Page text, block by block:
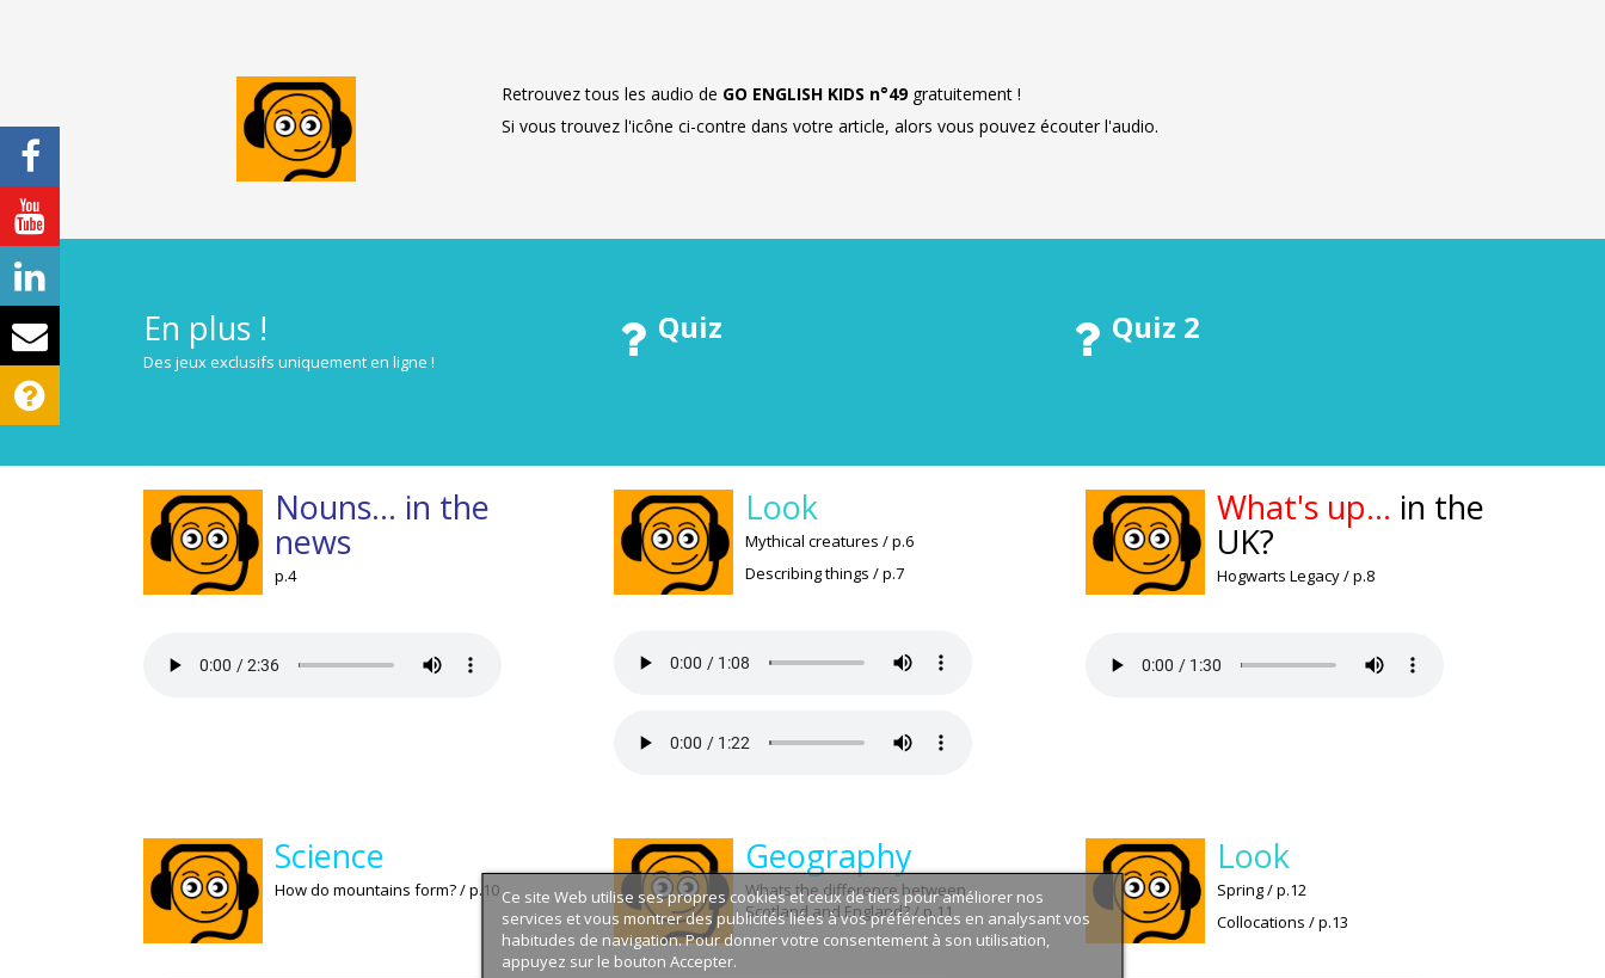
Retrouvez tous les audio de GO ENGLISH KIDS n°49gratuitement !
Si vous trouvez l'icône ci-contre dans votre article, alors vous pouvez écouter l'audio.
En plus !
Des jeux exclusifs uniquement en ligne !
Quiz Quiz 2
Nouns... in the
news
p.4
Look
Mythical creatures / p.6
Describing things / p.7
What's up... in the
UK?
Hogwarts Legacy / p.8
Science
How do mountains form? / p.10
Geography
Whats the difference between
Scotland and England? / p.11
Look
Spring / p.12
Collocations / p.13
Ce site Web utilise ses propres cookies et ceux de tiers pour améliorer nos
services et vous montrer des publicités liées à vos préférences en analysant vos
habitudes de navigation. Pour donner votre consentement à son utilisation,
appuyez sur le bouton Accepter.